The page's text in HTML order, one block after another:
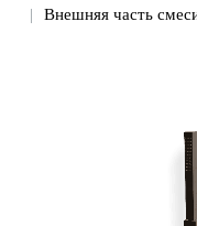
Внешняя часть